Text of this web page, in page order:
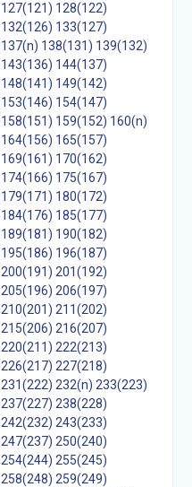
127(121) 128(122)
132(126) 133(127)
137(n) 138(131) 139(132)
143(136) 144(137)
148(141) 149(142)
153(146) 154(147)
158(151) 159(152) 160(n)
164(156) 165(157)
169(161) 170(162)
174(166) 175(167)
179(171) 180(172)
184(176) 185(177)
189(181) 190(182)
195(186) 196(187)
200(191) 201(192)
205(196) 206(197)
210(201) 211(202)
215(206) 216(207)
220(211) 222(213)
226(217) 227(218)
231(222) 232(n) 233(223)
237(227) 238(228)
242(232) 243(233)
247(237) 250(240)
254(244) 255(245)
258(248) 259(249)